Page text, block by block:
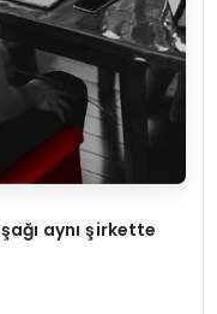
şağı aynı şirkette